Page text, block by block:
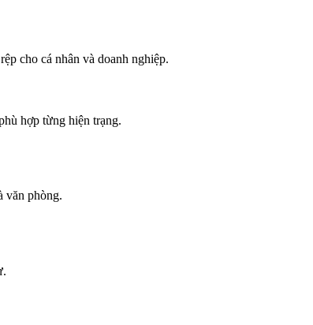
cho cá nhân và doanh nghiệp.
hợp từng hiện trạng.
văn phòng.